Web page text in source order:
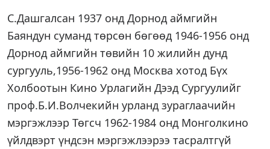
С.Дашгалсан 1937 онд Дорнод аймгийн
Баяндун суманд төрсөн бөгөөд 1946-1956 онд
Дорнод аймгийн төвийн 10 жилийн дунд
сургууль,1956-1962 онд Москва хотод Бүх
Холбоотын Кино Урлагийн Дээд Сургуулийг
проф.Б.И.Волчекийн урланд зураглаачийн
мэргэжлээр Төгсч 1962-1984 онд Монголкино
үйлдвэрт үндсэн мэргэжлээрээ тасралтгүй